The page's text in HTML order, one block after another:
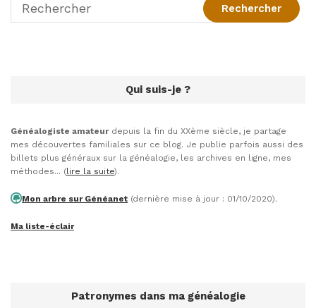
Qui suis-je ?
Généalogiste amateurdepuis la fin du XXème siècle, je partage
mes découvertes familiales sur ce blog. Je publie parfois aussi des
billets plus généraux sur la généalogie, les archives en ligne, mes
méthodes... (lire la suite).
Mon arbre sur Généanet (dernière mise à jour : 01/10/2020).
Ma liste-éclair
Patronymes dans ma généalogie